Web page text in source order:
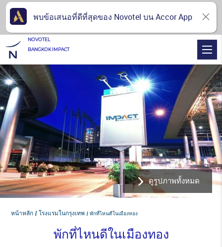
ดูรูปภาพทั้งหมด
หน้าหลัก โรงแรมในกรุงเทพ พักที่ไหนดีในเมืองทอง
พักที่ไหนดีในเมืองทอง
NOVOTEL
BANGKOK IMPACT
พบข้อเสนอที่ดีที่สุดของ Novotel บน Accor App